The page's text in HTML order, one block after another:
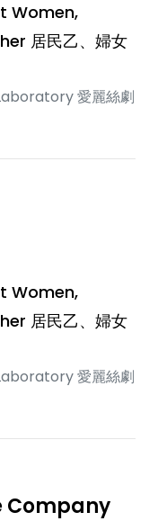
Women,
居民乙、婦女
愛麗絲劇
Women,
居民乙、婦女
愛麗絲劇
Company